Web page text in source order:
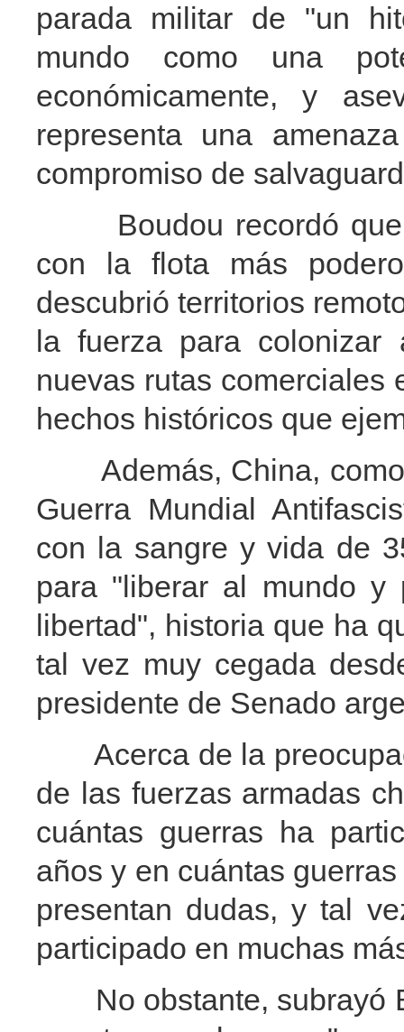
parada militar de "un
mundo como una
económicamente, y
representa una
compromiso de
Boudou recordó que,
con la flota más
descubrió territorios
la fuerza para colonizar
nuevas rutas comerciales
hechos históricos que
Además, China, como
Guerra Mundial
con la sangre y vida de
para "liberar al mundo
libertad", historia que ha
tal vez muy cegada
presidente de Senado
Acerca de la
de las fuerzas armadas
cuántas guerras ha
años y en cuántas
presentan dudas, y tal
participado en muchas
No obstante, subrayó